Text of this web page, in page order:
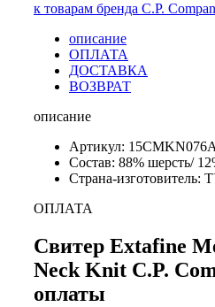
к товарам бренда C.P.
описание
ОПЛАТА
ДОСТАВКА
ВОЗВРАТ
описание
Артикул:
Состав: 88% шерсть/
Страна-
ОПЛАТА
Свитер Extafine
Neck Knit C.P.
оплаты